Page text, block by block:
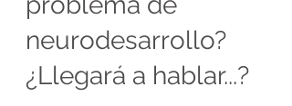
¿Qué hacer cuando a
tu hijo/a le detectan un
problema de